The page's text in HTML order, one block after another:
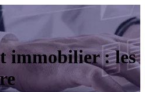
immobilier : les